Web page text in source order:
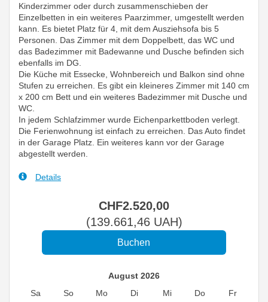
Kinderzimmer oder durch zusammenschieben der
Einzelbetten in ein weiteres Paarzimmer, umgestellt werden
kann. Es bietet Platz für 4, mit dem Ausziehsofa bis 5
Personen. Das Zimmer mit dem Doppelbett, das WC und
das Badezimmer mit Badewanne und Dusche befinden sich
ebenfalls im DG.
Die Küche mit Essecke, Wohnbereich und Balkon sind ohne
Stufen zu erreichen. Es gibt ein kleineres Zimmer mit 140 cm
x 200 cm Bett und ein weiteres Badezimmer mit Dusche und
WC.
In jedem Schlafzimmer wurde Eichenparkettboden verlegt.
Die Ferienwohnung ist einfach zu erreichen. Das Auto findet
in der Garage Platz. Ein weiteres kann vor der Garage
abgestellt werden.
Details
CHF2.520,00
(139.661,46UAH)
August 2026
Sa
So Mo Di Mi Do
Fr